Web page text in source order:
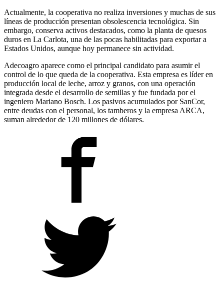
Actualmente, la cooperativa no realiza inversiones y muchas de sus
líneas de producción presentan obsolescencia tecnológica. Sin
embargo, conserva activos destacados, como la planta de quesos
duros en La Carlota, una de las pocas habilitadas para exportar a
Estados Unidos, aunque hoy permanece sin actividad.
Adecoagro aparece como el principal candidato para asumir el
control de lo que queda de la cooperativa. Esta empresa es líder en
producción local de leche, arroz y granos, con una operación
integrada desde el desarrollo de semillas y fue fundada por el
ingeniero Mariano Bosch. Los pasivos acumulados por SanCor,
entre deudas con el personal, los tamberos y la empresa ARCA,
suman alrededor de 120 millones de dólares.